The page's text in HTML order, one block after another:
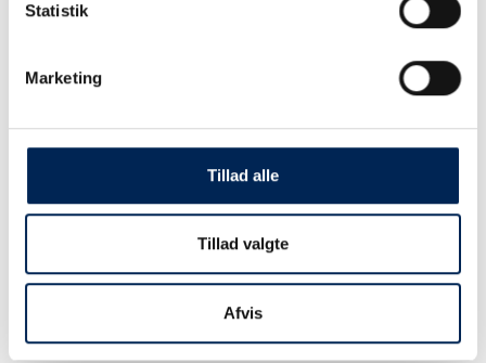
Statistik
Marketing
Tillad alle
Tillad valgte
Afvis